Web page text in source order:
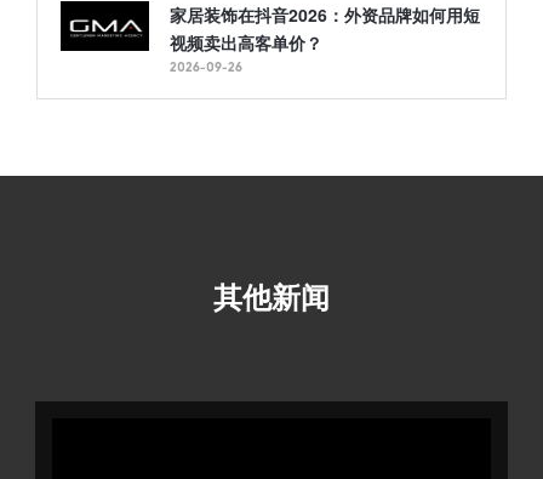
家居装饰在抖音2026：外资品牌如何用短
视频卖出高客单价？
2026-09-26
其他新闻